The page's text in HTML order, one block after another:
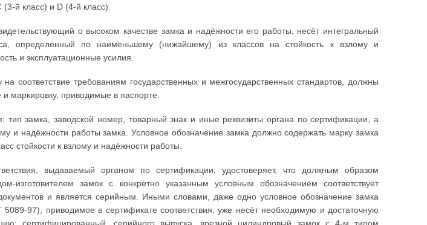
й класс) и D (4-й класс).
о высоком качестве замка и надёжности его работы, несёт интегральный
определённый по наименьшему (нижайшему) из классов на стойкость к взлому и
и эксплуатационные усилия.
соответствие требованиям государственных и межгосударственных стандартов, должны
маркировку, приводимые в паспорте.
тип замка, заводской номер, товарный знак и иные реквизиты органа по сертификации, а
и надёжности работы замка. Условное обозначение замка должно содержать марку замка
стойкости к взлому и надёжности работы.
выдаваемый органом по сертификации, удостоверяет, что должным образом
изготовителем замок с конкретно указанным условным обозначением соответствует
и является серийным. Иными словами, даже одно условное обозначение замка
97), приводимое в сертификате соответствия, уже несёт необходимую и достаточную